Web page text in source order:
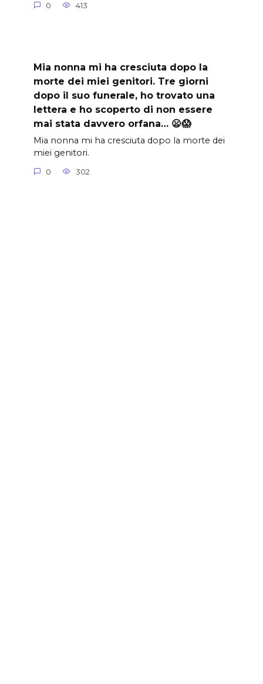
0 413
Mia nonna mi ha cresciuta dopo la
morte dei miei genitori. Tre giorni
dopo il suo funerale, ho trovato una
lettera e ho scoperto di non essere
mai stata davvero orfana… 😦😱
Mia nonna mi ha cresciuta dopo la morte dei
miei genitori.
0 302